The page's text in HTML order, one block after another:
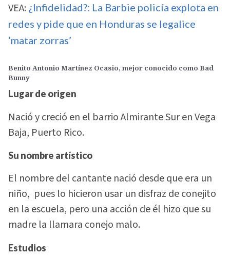
VEA: ¿Infidelidad?: La Barbie policía explota en
redes y pide que en Honduras se legalice
‘matar zorras’
Benito Antonio Martínez Ocasio, mejor conocido como Bad
Bunny
Lugar de origen
Nació y creció en el barrio Almirante Sur en Vega
Baja, Puerto Rico.
Su nombre artístico
El nombre del cantante nació desde que era un
niño, pues lo hicieron usar un disfraz de conejito
en la escuela, pero una acción de él hizo que su
madre la llamara conejo malo.
Estudios